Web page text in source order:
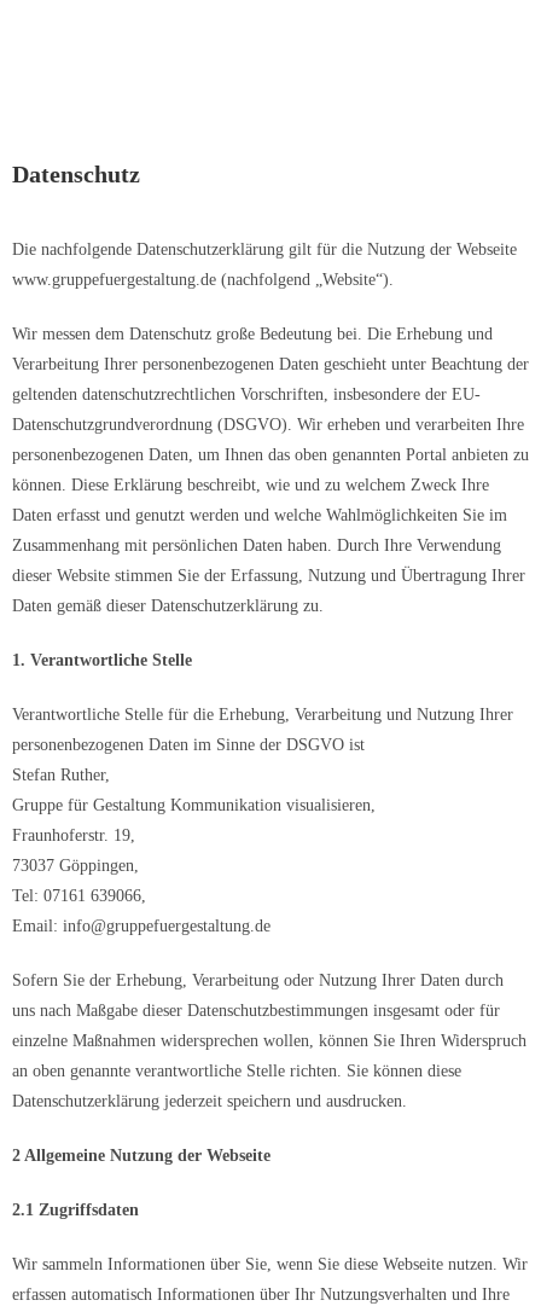
Datenschutz
Die nachfolgende Datenschutzerklärung gilt für die Nutzung der Webseite
www.gruppefuergestaltung.de (nachfolgend „Website“).
Wir messen dem Datenschutz große Bedeutung bei. Die Erhebung und
Verarbeitung Ihrer personenbezogenen Daten geschieht unter Beachtung der
geltenden datenschutzrechtlichen Vorschriften, insbesondere der EU-
Datenschutzgrundverordnung (DSGVO). Wir erheben und verarbeiten Ihre
personenbezogenen Daten, um Ihnen das oben genannten Portal anbieten zu
können. Diese Erklärung beschreibt, wie und zu welchem Zweck Ihre
Daten erfasst und genutzt werden und welche Wahlmöglichkeiten Sie im
Zusammenhang mit persönlichen Daten haben. Durch Ihre Verwendung
dieser Website stimmen Sie der Erfassung, Nutzung und Übertragung Ihrer
Daten gemäß dieser Datenschutzerklärung zu.
1. Verantwortliche Stelle
Verantwortliche Stelle für die Erhebung, Verarbeitung und Nutzung Ihrer
personenbezogenen Daten im Sinne der DSGVO ist
Stefan Ruther,
Gruppe für Gestaltung Kommunikation visualisieren,
Fraunhoferstr. 19,
73037 Göppingen,
Tel: 07161 639066,
Email: info@gruppefuergestaltung.de
Sofern Sie der Erhebung, Verarbeitung oder Nutzung Ihrer Daten durch
uns nach Maßgabe dieser Datenschutzbestimmungen insgesamt oder für
einzelne Maßnahmen widersprechen wollen, können Sie Ihren Widerspruch
an oben genannte verantwortliche Stelle richten. Sie können diese
Datenschutzerklärung jederzeit speichern und ausdrucken.
2 Allgemeine Nutzung der Webseite
2.1 Zugriffsdaten
Wir sammeln Informationen über Sie, wenn Sie diese Webseite nutzen. Wir
erfassen automatisch Informationen über Ihr Nutzungsverhalten und Ihre